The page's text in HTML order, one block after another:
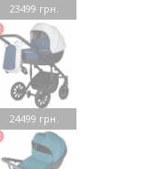
23499 грн.
24499 грн.